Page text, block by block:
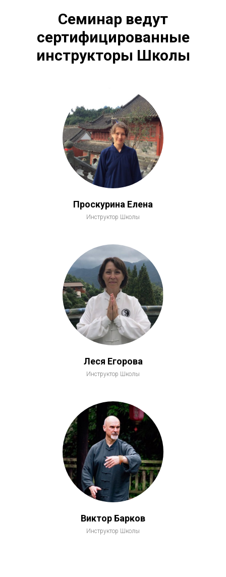
Семинар ведут
сертифицированные
инструкторы Школы
Проскурина Елена
Инструктор Школы
Леся Егорова
Инструктор Школы
Виктор Барков
Инструктор Школы